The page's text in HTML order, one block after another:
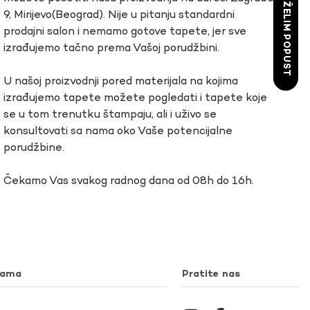
9, Mirijevo(Beograd). Nije u pitanju standardni
prodajni salon i nemamo gotove tapete, jer sve
izrađujemo tačno prema Vašoj porudžbini.
U našoj proizvodnji pored materijala na kojima
izrađujemo tapete možete pogledati i tapete koje
se u tom trenutku štampaju, ali i uživo se
konsultovati sa nama oko Vaše potencijalne
porudžbine.
Čekamo Vas svakog radnog dana od 08h do 16h.
Pratite nas
ŽELIM POPUST